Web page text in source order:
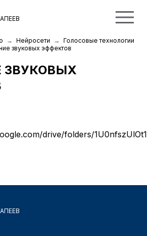
Нейросети
Голосовые технологии
звуковых эффектов
ЗВУКОВЫХ
drive/folders/